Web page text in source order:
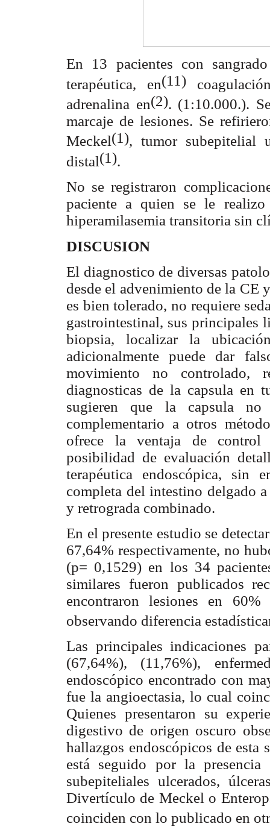
En 13 pacientes con
terapéutica, en(11)
adrenalina en(2). (1:10.000.).
marcaje de lesiones. Se
Meckel(1), tumor subepitelial
distal(1).
No se registraron
paciente a quien se le
hiperamilasemia transitoria sin
DISCUSION
El diagnostico de diversas
desde el advenimiento de la CE
es bien tolerado, no requiere
gastrointestinal, sus principales
biopsia, localizar la
adicionalmente puede dar
movimiento no controlado,
diagnosticas de la capsula en
sugieren que la capsula
complementario a otros
ofrece la ventaja de control
posibilidad de evaluación
terapéutica endoscópica, sin
completa del intestino delgado
y retrograda combinado.
En el presente estudio se
67,64% respectivamente, no
(p= 0,1529) en los 34
similares fueron publicados
encontraron lesiones en
observando diferencia
Las principales indicaciones
(67,64%), (11,76%),
endoscópico encontrado con
fue la angioectasia, lo cual
Quienes presentaron su
digestivo de origen oscuro
hallazgos endoscópicos de esta
está seguido por la presencia
subepiteliales ulcerados,
Divertículo de Meckel o
coinciden con lo publicado en